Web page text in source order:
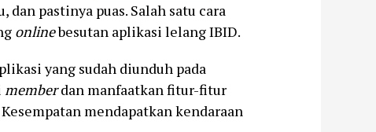
pastinya puas. Salah satu cara
onlinebesutan aplikasi lelang IBID.
yang sudah diunduh pada
memberdan manfaatkan fitur-fitur
mendapatkan kendaraan